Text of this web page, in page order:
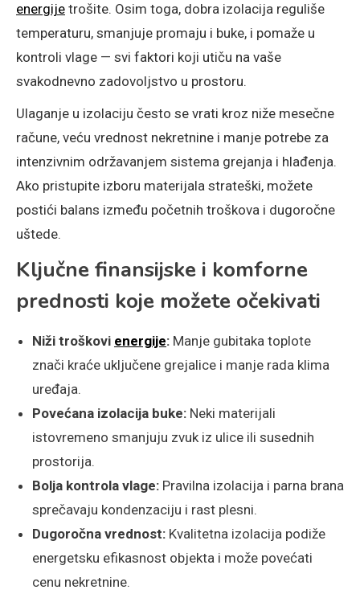
energije trošite. Osim toga, dobra izolacija reguliše
temperaturu, smanjuje promaju i buke, i pomaže u
kontroli vlage — svi faktori koji utiču na vaše
svakodnevno zadovoljstvo u prostoru.
Ulaganje u izolaciju često se vrati kroz niže mesečne
račune, veću vrednost nekretnine i manje potrebe za
intenzivnim održavanjem sistema grejanja i hlađenja.
Ako pristupite izboru materijala strateški, možete
postići balans između početnih troškova i dugoročne
uštede.
Ključne finansijske i komforne
prednosti koje možete očekivati
Niži troškovi energije: Manje gubitaka toplote
znači kraće uključene grejalice i manje rada klima
uređaja.
Povećana izolacija buke: Neki materijali
istovremeno smanjuju zvuk iz ulice ili susednih
prostorija.
Bolja kontrola vlage: Pravilna izolacija i parna brana
sprečavaju kondenzaciju i rast plesni.
Dugoročna vrednost: Kvalitetna izolacija podiže
energetsku efikasnost objekta i može povećati
cenu nekretnine.